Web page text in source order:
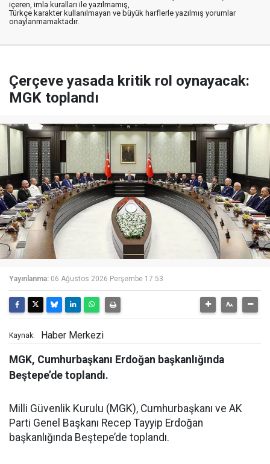
içeren, imla kuralları ile yazılmamış,
Türkçe karakter kullanılmayan ve büyük harflerle yazılmış yorumlar
onaylanmamaktadır.
Çerçeve yasada kritik rol oynayacak:
MGK toplandı
Yayınlanma: 06 Ağustos 2026 Perşembe 17:53
Kaynak: Haber Merkezi
MGK, Cumhurbaşkanı Erdoğan başkanlığında
Beştepe’de toplandı.
Milli Güvenlik Kurulu (MGK), Cumhurbaşkanı ve AK
Parti Genel Başkanı Recep Tayyip Erdoğan
başkanlığında Beştepe’de toplandı.